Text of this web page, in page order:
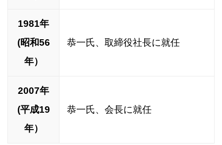
1981年
(昭和56
年）
恭一氏、取締役社長に就任
2007年
(平成19
年）
恭一氏、会長に就任